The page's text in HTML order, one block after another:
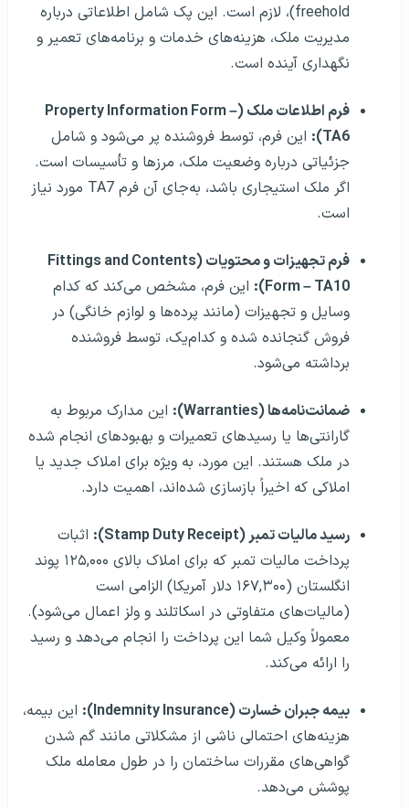
freehold)، لازم است. این پک شامل اطلاعاتی درباره
مدیریت ملک، هزینه‌های خدمات و برنامه‌های تعمیر و
نگهداری آینده است.
فرم اطلاعات ملک (Property Information Form –
TA6):
این فرم، توسط فروشنده پر می‌شود و شامل
جزئیاتی درباره وضعیت ملک، مرزها و تأسیسات است.
اگر ملک استیجاری باشد، به‌جای آن فرم TA7 مورد نیاز
است.
فرم تجهیزات و محتویات (Fittings and Contents
Form – TA10):
این فرم، مشخص می‌کند که کدام
وسایل و تجهیزات (مانند پرده‌ها و لوازم خانگی) در
فروش گنجانده شده و کدام‌یک، توسط فروشنده
برداشته می‌شود.
ضمانت‌نامه‌ها (Warranties):
این مدارک مربوط به
گارانتی‌ها یا رسیدهای تعمیرات و بهبودهای انجام‌ شده
در ملک هستند. این مورد، به ویژه برای املاک جدید یا
املاکی که اخیراً بازسازی شده‌اند، اهمیت دارد.
رسید مالیات تمبر (Stamp Duty Receipt):
اثبات
پرداخت مالیات تمبر که برای املاک بالای ۱۲۵,۰۰۰ پوند
انگلستان (۱۶۷,۳۰۰ دلار آمریکا) الزامی است
(مالیات‌های متفاوتی در اسکاتلند و ولز اعمال می‌شود).
معمولاً وکیل شما این پرداخت را انجام می‌دهد و رسید
را ارائه می‌کند.
بیمه جبران خسارت (Indemnity Insurance):
این بیمه،
هزینه‌های احتمالی ناشی از مشکلاتی مانند گم شدن
گواهی‌های مقررات ساختمان را در طول معامله ملک
پوشش می‌دهد.